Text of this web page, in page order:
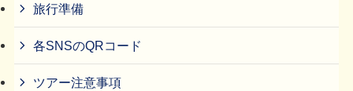
旅行準備
各SNSのQRコード
ツアー注意事項